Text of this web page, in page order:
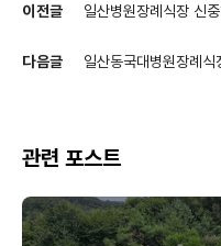
이전글 일산병원장례식장 신
다음글 일산동국대병원장례
관련 포스트